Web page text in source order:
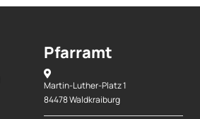
Pfarramt
Martin-Luther-Platz 1
84478 Waldkraiburg